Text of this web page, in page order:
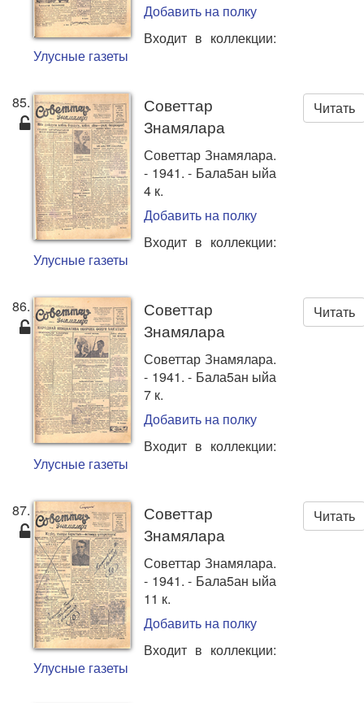
Добавить на полку
Входит в коллекции:
Улусные газеты
85. Читать
Советтар
Знамялара
Советтар Знамялара.
- 1941. - Бала5ан ыйа
4 к.
Добавить на полку
Входит в коллекции:
Улусные газеты
86. Читать
Советтар
Знамялара
Советтар Знамялара.
- 1941. - Бала5ан ыйа
7 к.
Добавить на полку
Входит в коллекции:
Улусные газеты
87. Читать
Советтар
Знамялара
Советтар Знамялара.
- 1941. - Бала5ан ыйа
11 к.
Добавить на полку
Входит в коллекции:
Улусные газеты